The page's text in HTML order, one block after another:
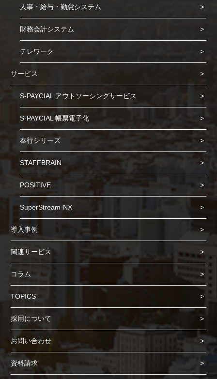
人事・給与・勤怠システム
財務会計システム
テレワーク
サービス
S-PAYCIAL アウトソーシングサービス
S-PAYCIAL 帳票電子化
奉行シリーズ
STAFFBRAIN
POSITIVE
SuperStream-NX
導入事例
関連サービス
コラム
TOPICS
採用について
お問い合わせ
資料請求
プライバシー情報
プライバシー情報
お客様が当サイトを訪れると、ブラウザに情報が保存される、またはブラウ